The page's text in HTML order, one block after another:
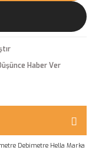
Haber Ver
Debimetre Hella Marka